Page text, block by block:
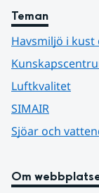
Teman
Havsmiljö i kust
Luftkvalitet
SIMAIR
Sjöar och
Om